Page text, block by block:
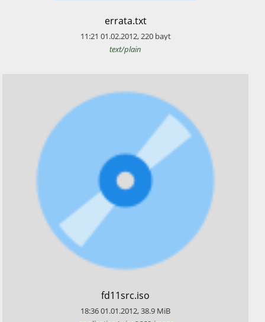
​errata.txt
11:21 01.02.2012,220 bayt
text/plain
​fd11src.iso
18:3601.01.2012,38.9 MiB